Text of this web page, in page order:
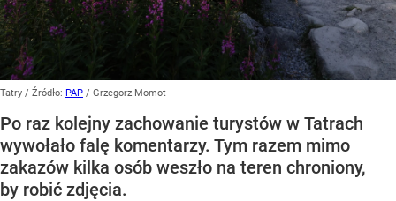
Tatry / Źródło: PAP / Grzegorz Momot
Po raz kolejny zachowanie turystów w Tatrach
wywołało falę komentarzy. Tym razem mimo
zakazów kilka osób weszło na teren chroniony,
by robić zdjęcia.